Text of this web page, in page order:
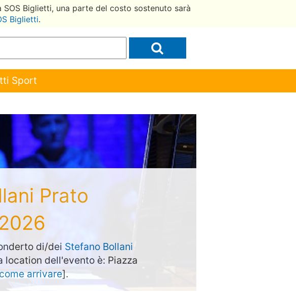
Biglietti, una parte del costo sostenuto sarà
Biglietti.
Sport
Prato
di/dei Stefano Bollani
location dell'evento è: Piazza
arrivare].